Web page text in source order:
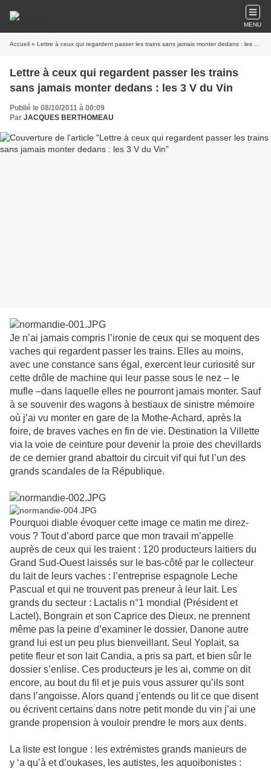
MENU
Accueil » Lettre à ceux qui regardent passer les trains sans jamais monter dedans : les 3 V du Vin
Lettre à ceux qui regardent passer les trains
sans jamais monter dedans : les 3 V du Vin
Publié le 08/10/2011 à 00:09
Par JACQUES BERTHOMEAU
Je n’ai jamais compris l’ironie de ceux qui se moquent des
vaches qui regardent passer les trains. Elles au moins,
avec une constance sans égal, exercent leur curiosité sur
cette drôle de machine qui leur passe sous le nez – le
mufle –dans laquelle elles ne pourront jamais monter. Sauf
à se souvenir des wagons à bestiaux de sinistre mémoire
où j’ai vu monter en gare de la Mothe-Achard, après la
foire, de braves vaches en fin de vie. Destination la Villette
via la voie de ceinture pour devenir la proie des chevillards
de ce dernier grand abattoir du circuit vif qui fut l’un des
grands scandales de la République.
Pourquoi diable évoquer cette image ce matin me direz-
vous ? Tout d’abord parce que mon travail m’appelle
auprès de ceux qui les traient : 120 producteurs laitiers du
Grand Sud-Ouest laissés sur le bas-côté par le collecteur
du lait de leurs vaches : l’entreprise espagnole Leche
Pascual et qui ne trouvent pas preneur à leur lait. Les
grands du secteur : Lactalis n°1 mondial (Président et
Lactel), Bongrain et son Caprice des Dieux, ne prennent
même pas la peine d’examiner le dossier, Danone autre
grand lui est un peu plus bienveillant. Seul Yoplait, sa
petite fleur et son lait Candia, a pris sa part, et bien sûr le
dossier s’enlise. Ces producteurs je les ai, comme on dit
encore, au bout du fil et je puis vous assurer qu’ils sont
dans l’angoisse. Alors quand j’entends ou lit ce que disent
ou écrivent certains dans notre petit monde du vin j’ai une
grande propension à vouloir prendre le mors aux dents.
La liste est longue : les extrémistes grands manieurs de
y ‘a qu’à et d’oukases, les autistes, les aquoibonistes :